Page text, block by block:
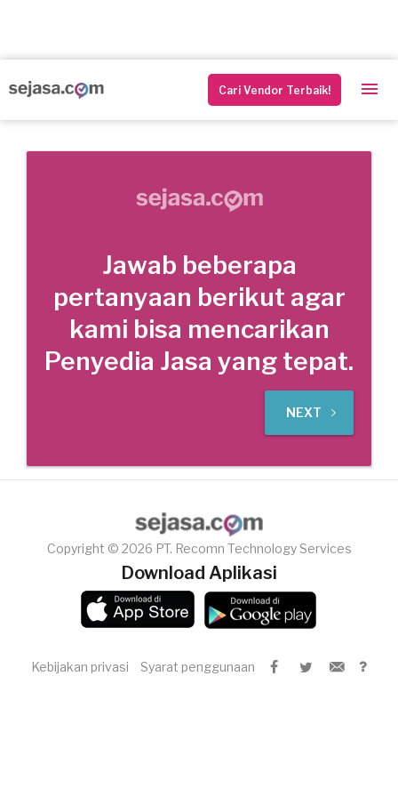
Cari Vendor Terbaik!
Jawab beberapa
pertanyaan berikut agar
kami bisa mencarikan
Penyedia Jasa yang tepat.
NEXT
Copyright © 2026 PT. Recomn Technology Services
Download Aplikasi
Kebijakan privasi Syarat penggunaan